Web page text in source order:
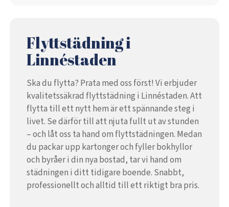
Flyttstädning i
Linnéstaden
Ska du flytta? Prata med oss först! Vi erbjuder
kvalitetssäkrad flyttstädning i Linnéstaden. Att
flytta till ett nytt hem är ett spännande steg i
livet. Se därför till att njuta fullt ut av stunden
– och låt oss ta hand om flyttstädningen. Medan
du packar upp kartonger och fyller bokhyllor
och byråer i din nya bostad, tar vi hand om
städningen i ditt tidigare boende. Snabbt,
professionellt och alltid till ett riktigt bra pris.